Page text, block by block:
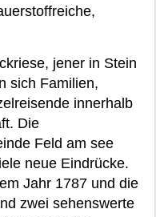
jener in Stein
sich Familien,
innerhalb
Die
Feld am see
neue Eindrücke.
Jahr 1787 und die
zwei sehenswerte